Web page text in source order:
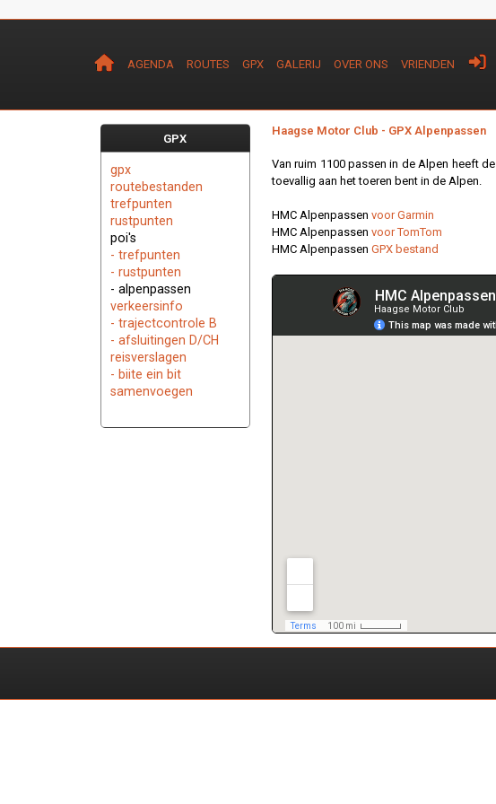
AGENDA ROUTES GPX GALERIJ OVER ONS VRIENDEN
GPX
gpx
routebestanden
trefpunten
rustpunten
poi's
- trefpunten
- rustpunten
- alpenpassen
verkeersinfo
- trajectcontrole B
- afsluitingen D/CH
reisverslagen
- biite ein bit
samenvoegen
Haagse Motor Club - GPX Alpenpassen
Van ruim 1100 passen in de Alpen heeft de
toevallig aan het toeren bent in de Alpen.
HMC Alpenpassen voor Garmin
HMC Alpenpassen voor TomTom
HMC Alpenpassen GPX bestand